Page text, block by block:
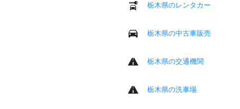
栃木県のレンタカー
栃木県の中古車販売
栃木県の交通機関
栃木県の洗車場